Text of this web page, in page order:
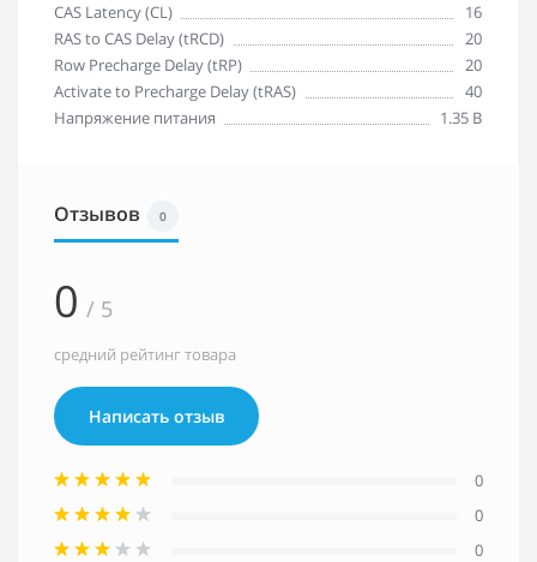
CAS Latency (CL)
16
RAS to CAS Delay (tRCD)
20
Row Precharge Delay (tRP)
20
Activate to Precharge Delay (tRAS)
40
Напряжение питания
1.35 В
Отзывов 0
0 / 5
средний рейтинг товара
Написать отзыв
0
0
0